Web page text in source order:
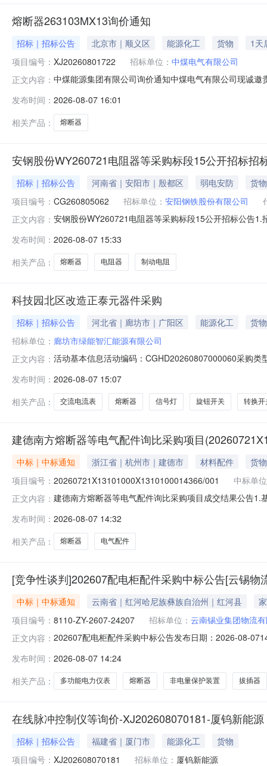
熔断器263103MX13询价通知
招标｜招标公告 北京市｜顺义区 能源化工 货物
1天
项目编号： XJ20260801722 招标单位： 中煤电气有限公司
正文内容： 中煤能源集团有限公司询价通知中煤电气有限公司现诚
（http://ego.chinacoal.com）后，进行在线通知接收、
发布时间： 2026-08-07 16:01
相关产品：
熔断器
安钢股份WY260721电阻器等采购标段15公开招标招
招标｜招标公告 河南省｜安阳市｜殷都区 弱电安防
货物
项目编号： CG260805062 招标单位： 安阳钢铁股份有限公司
正文内容： 安钢股份WY260721电阻器等采购标段15公开招标公告
数量计量单位备注炼铁电阻器/RK54-160M2-6/1B1套1
发布时间： 2026-08-07 15:33
相关产品：
熔断器 电阻器 制动电阻
科技园北区改造正泰元器件采购
招标｜招标公告 河北省｜廊坊市｜广阳区 能源化工
货物
招标单位： 廊坊市绿能智汇能源有限公司
正文内容： 活动基本信息活动编码：CGHD20260807000060采购
理商,贸易商,集成商,服务商供应商生产地类型：联系方
发布时间： 2026-08-07 15:07
相关产品：
交流电流表 熔断器 信号灯 旋钮开关 转换开
建德南方熔断器等电气配件询比采购项目
中标｜中标通知 浙江省｜杭州市｜建德市 材料配件
货物
项目编号： 20260721X13101000X1310100014366/001
中标单
正文内容： 建德南方熔断器等电气配件询比采购项目成交结果公告
市汇海五金机电贸易有限公司//项目编号:项目名称:
发布时间： 2026-08-07 14:32
相关产品：
熔断器 电气配件
[竞争性谈判]202607配电柜配件采购中标公告[云锡物
中标｜中标通知 云南省｜红河哈尼族彝族自治州｜红河县
项目编号： 8110-ZY-2607-24207 招标单位： 云南锡业集团物流
正文内容： 202607配电柜配件采购中标公告发布日期：2026-08-
202607配电柜配件序号物料描述物料名称需用公司单位
发布时间： 2026-08-07 14:24
相关产品：
多功能电力仪表 熔断器 非电量保护装置 拔插器
在线脉冲控制仪等询价-XJ202608070181-厦钨新能源
招标｜招标公告 福建省｜厦门市 能源化工
货物
项目编号： XJ202608070181 招标单位： 厦钨新能源